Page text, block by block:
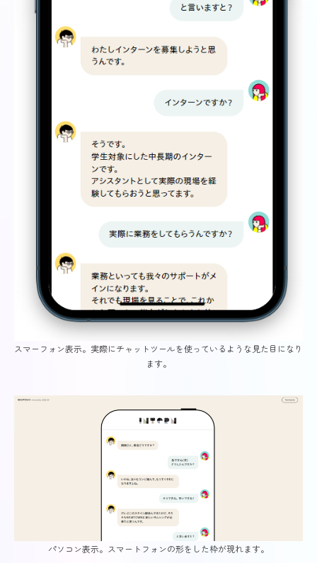
スマーフォン表示。実際にチャットツールを使っているような見た目になり
ます。
パソコン表示。スマートフォンの形をした枠が現れます。